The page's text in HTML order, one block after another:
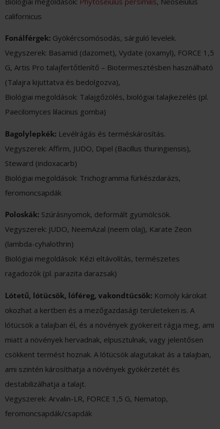
californicus
Fonálférgek: Gyökércsomósodás, sárguló levelek.
Vegyszerek: Basamid (dazomet), Vydate (oxamyl), FORCE 1,5
G, Artis Pro talajfertőtlenítő – Biotermesztésben használható
(Talajra kijuttatva és bedolgozva),
Biológiai megoldások: Talajgőzölés, biológiai talajkezelés (pl.
Paecilomyces lilacinus gomba)
Bagolylepkék: Levélrágás és terméskárosítás.
Vegyszerek: Affirm, JUDO, Dipel (Bacillus thuringiensis),
Steward (indoxacarb)
Biológiai megoldások: Trichogramma fürkészdarázs,
feromoncsapdák
Poloskák: Szúrásnyomok, deformált gyümölcsök.
Vegyszerek: JUDO, NeemAzal (neem olaj), Karate Zeon
(lambda-cyhalothrin)
Biológiai megoldások: Kézi eltávolítás, természetes
ragadozók (pl. parazita darazsak)
Lótetű, lótücsök, lóféreg, vakondtücsök: Komoly károkat
okozhat a kertben és a mezőgazdasági területeken is. A
lótücsök a talajban él, és a növények gyökereit rágja meg, ami
miatt a növények hervadnak, elpusztulnak, vagy jelentősen
csökkent termést hoznak. A lótücsök alagutakat ás a talajban,
ami szintén károsíthatja a növények gyökérzetét és
destabilizálhatja a talajt.
Vegyszerek: Arvalin-LR, FORCE 1,5 G, Nematop,
feromoncsapdák/csapdák